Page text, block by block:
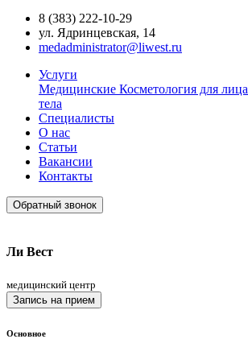
8 (383) 222-10-29
ул. Ядринцевская, 14
medadministrator@liwest.ru
Услуги
Медицинские Косметология для лица
тела
Специалисты
О нас
Статьи
Вакансии
Контакты
Обратный звонок
Ли Вест
медицинский центр
Запись на прием
Основное